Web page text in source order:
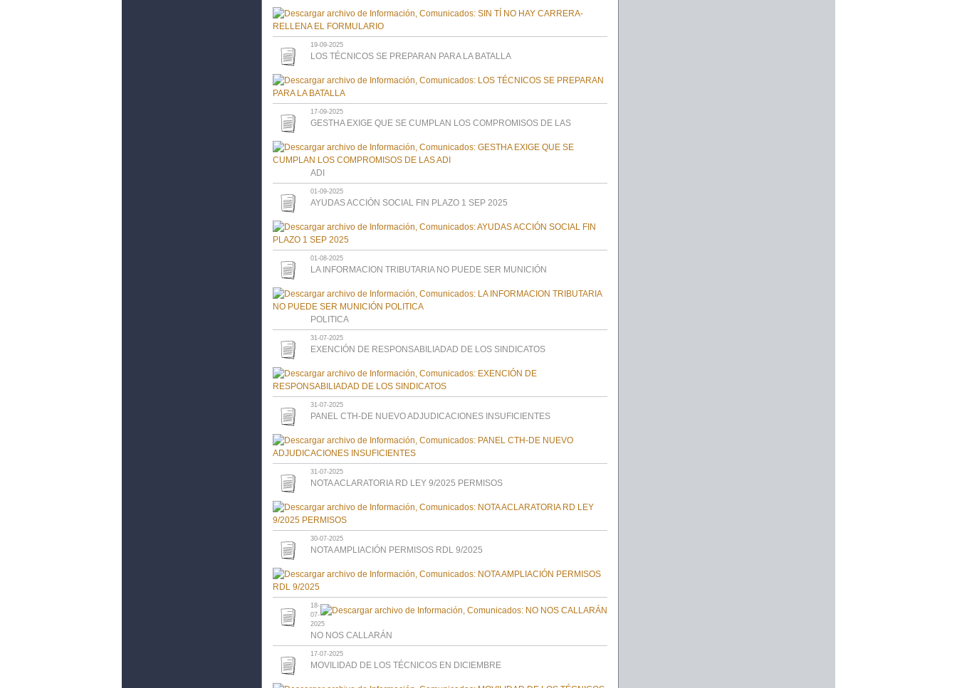
19-09-2025
LOS TÉCNICOS SE PREPARAN PARA LA BATALLA
17-09-2025
GESTHA EXIGE QUE SE CUMPLAN LOS COMPROMISOS DE LAS
ADI
01-09-2025
AYUDAS ACCIÓN SOCIAL FIN PLAZO 1 SEP 2025
01-08-2025
LA INFORMACION TRIBUTARIA NO PUEDE SER MUNICIÓN
POLITICA
31-07-2025
EXENCIÓN DE RESPONSABILIADAD DE LOS SINDICATOS
31-07-2025
PANEL CTH-DE NUEVO ADJUDICACIONES INSUFICIENTES
31-07-2025
NOTA ACLARATORIA RD LEY 9/2025 PERMISOS
30-07-2025
NOTA AMPLIACIÓN PERMISOS RDL 9/2025
18-
07-
2025
NO NOS CALLARÁN
17-07-2025
MOVILIDAD DE LOS TÉCNICOS EN DICIEMBRE